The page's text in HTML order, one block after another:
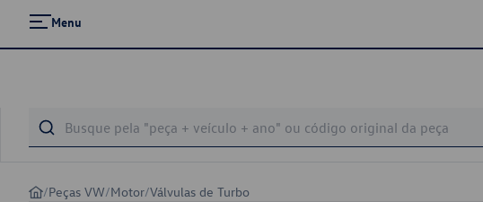
Menu
/Peças VW/Motor/Válvulas de Turbo